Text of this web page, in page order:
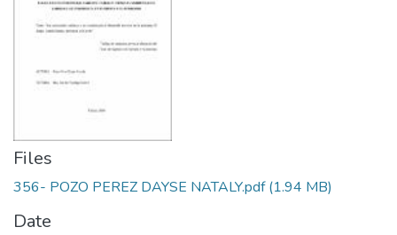
Files
356- POZO PEREZ DAYSE NATALY.pdf(1.94 MB)
Date